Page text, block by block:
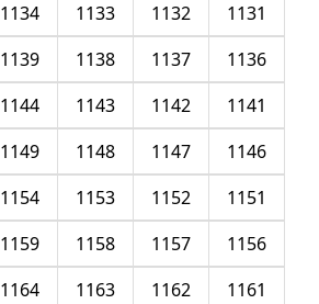
1131
1132
1133
1134
1136
1137
1138
1139
1141
1142
1143
1144
1146
1147
1148
1149
1151
1152
1153
1154
1156
1157
1158
1159
1161
1162
1163
1164